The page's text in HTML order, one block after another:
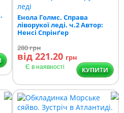
Енола Голмс. Справа
ліворукої леді. ч.2 Автор:
Ненсі Спрінґер
280грн
від 221.20 грн
Є в наявності КУПИТИ